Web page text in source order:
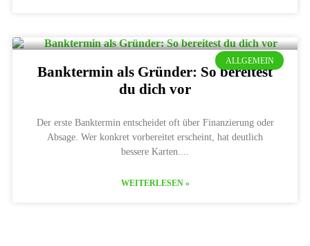
ALLGEMEIN
Banktermin als Gründer: So bereitest
du dich vor
Der erste Banktermin entscheidet oft über Finanzierung oder
Absage. Wer konkret vorbereitet erscheint, hat deutlich
bessere Karten.
WEITERLESEN »